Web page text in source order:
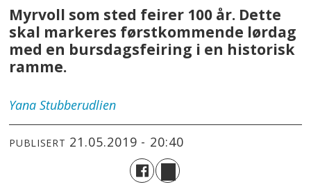
Myrvoll som sted feirer 100 år. Dette
skal markeres førstkommende lørdag
med en bursdagsfeiring i en historisk
ramme.
Yana Stubberudlien
PUBLISERT 21.05.2019 - 20:40